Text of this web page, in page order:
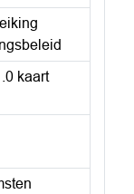
kaart